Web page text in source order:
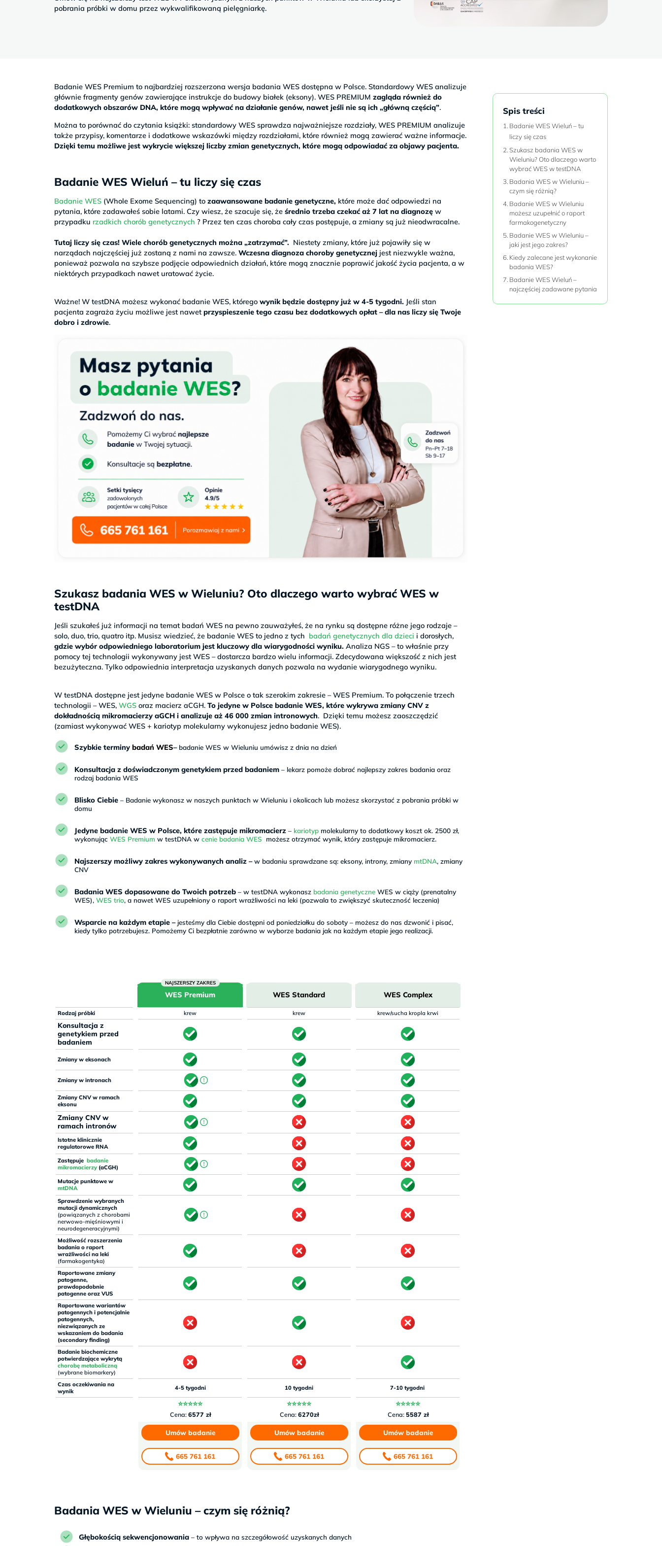
9–
pobrania próbki w domu przez wykwalifikowaną pielęgniarkę.
Badanie WES Premium to najbardziej rozszerzona wersja badania WES dostępna w Polsce. Standardowy WES analizuje
głównie fragmenty genów zawierające instrukcje do budowy białek (eksony). WES PREMIUM zagląda również do
dodatkowych obszarów DNA, które mogą wpływać na działanie genów, nawet jeśli nie są ich „główną częścią”.
Można to porównać do czytania książki: standardowy WES sprawdza najważniejsze rozdziały, WES PREMIUM analizuje
także przypisy, komentarze i dodatkowe wskazówki między rozdziałami, które również mogą zawierać ważne informacje.
Dzięki temu możliwe jest wykrycie większej liczby zmian genetycznych, które mogą odpowiadać za objawy pacjenta.
Badanie WES Wieluń – tu liczy się czas
Badanie WES (Whole Exome Sequencing) tozaawansowane badanie genetyczne, które może dać odpowiedzi na
pytania, które zadawałeś sobie latami. Czy wiesz, że szacuje się, żeśrednio trzeba czekać aż 7 lat na diagnozę w
przypadku rzadkich chorób genetycznych ? Przez ten czas choroba cały czas postępuje, a zmiany są już nieodwracalne.
Tutaj liczy się czas! Wiele chorób genetycznych można „zatrzymać”. Niestety zmiany, które już pojawiły się w
narządach najczęściej już zostaną z nami na zawsze.Wczesna diagnoza choroby genetycznej jest niezwykle ważna,
ponieważ pozwala na szybsze podjęcie odpowiednich działań, które mogą znacznie poprawić jakość życia pacjenta, a w
niektórych przypadkach nawet uratować życie.
Ważne! W testDNA możesz wykonać badanie WES, któregowynik będzie dostępny już w 4-5 tygodni. Jeśli stan
pacjenta zagraża życiu możliwe jest nawet przyspieszenie tego czasu bez dodatkowych opłat – dla nas liczy się Twoje
dobro i zdrowie.
Szukasz badania WES w Wieluniu? Oto dlaczego warto wybrać WES w
testDNA
Jeśli szukałeś już informacji na temat badań WES na pewno zauważyłeś, że na rynku są dostępne różne jego rodzaje –
solo, duo, trio, quatro itp. Musisz wiedzieć, że badanie WES to jedno z tych badań genetycznych dla dzieci i dorosłych,
gdzie wybór odpowiedniego laboratorium jest kluczowy dla wiarygodności wyniku. Analiza NGS – to właśnie przy
pomocy tej technologii wykonywany jest WES – dostarcza bardzo wielu informacji. Zdecydowana większość z nich jest
bezużyteczna. Tylko odpowiednia interpretacja uzyskanych danych pozwala na wydanie wiarygodnego wyniku.
W testDNA dostępne jest jedyne badanie WES w Polsce o tak szerokim zakresie – WES Premium. To połączenie trzech
technologii – WES,WGS oraz macierz aCGH.To jedyne w Polsce badanie WES, które wykrywa zmiany CNV z
dokładnością mikromacierzy aGCH i analizuje aż 46 000 zmian intronowych. Dzięki temu możesz zaoszczędzić
(zamiast wykonywać WES + kariotyp molekularny wykonujesz jedno badanie WES).
Szybkie terminy badań WES–badanie WES w Wieluniu umówisz z dnia na dzień
Konsultacja z doświadczonym genetykiem przed badaniem– lekarz pomoże dobrać najlepszy zakres badania oraz
rodzaj badania WES
Blisko Ciebie– Badanie wykonasz w naszych punktach w Wieluniu i okolicach lub możesz skorzystać z pobrania próbki w
domu
Jedyne badanie WES w Polsce, które zastępuje mikromacierz– kariotypmolekularny to dodatkowy koszt ok. 2500 zł,
wykonując WES Premium w testDNA w cenie badania WES możesz otrzymać wynik, który zastępuje mikromacierz.
Najszerszy możliwy zakres wykonywanych analiz –w badaniu sprawdzane są: eksony, introny, zmiany mtDNA, zmiany
CNV
Badania WES dopasowane do Twoich potrzeb– w testDNA wykonasz badania genetyczne WES w ciąży (prenatalny
WES), WES trio, a nawet WES uzupełniony o raport wrażliwości na leki (pozwala to zwiększyć skuteczność leczenia)
Wsparcie na każdym etapie –jesteśmy dla Ciebie dostępni od poniedziałku do soboty – możesz do nas dzwonić i pisać,
kiedy tylko potrzebujesz. Pomożemy Ci bezpłatnie zarówno w wyborze badania jak na każdym etapie jego realizacji.
WES Premium WES Standard WES Complex
Rodzaj próbki krew krew krew/sucha kropla krwi
Konsultacja z
genetykiem przed
badaniem
Zmiany w eksonach
Zmiany w intronach
Zmiany CNV w ramach
eksonu
Zmiany CNV w
ramach intronów
Istotne klinicznie
regulatorowe RNA
Zastępuje badanie
mikromacierzy(aCGH)
Mutacje punktowe w
mtDNA
Sprawdzenie wybranych
mutacji dynamicznych
(powiązanych z chorobami
nerwowo-mięśniowymi i
neurodegeneracyjnymi)
Możliwość rozszerzenia
badania o raport
wrażliwości na leki
(farmakogentyka)
Raportowane zmiany
patogenne,
prawdopodobnie
patogenne oraz VUS
Raportowane wariantów
patogennych i potencjalnie
patogennych,
niezwiązanych ze
wskazaniem do badania
(secondary finding)
Badanie biochemiczne
potwierdzające wykrytą
chorobę metaboliczną
(wybrane biomarkery)
Czas oczekiwania na
wynik
4-5 tygodni 10 tygodni 7-10 tygodni
⭐⭐⭐⭐⭐
Cena:6577 zł
⭐⭐⭐⭐⭐
Cena:6270zł
⭐⭐⭐⭐⭐
Cena: 5587 zł
Umów badanie
665 761 161
Umów badanie
665 761 161
Umów badanie
665 761 161
Badania WES w Wieluniu – czym się różnią?
Głębokością sekwencjonowania – to wpływa na szczegółowość uzyskanych danych
Spis treści
Badanie WES Wieluń – tu
liczy się czas
Szukasz badania WES w
Wieluniu? Oto dlaczego warto
wybrać WES w testDNA
Badania WES w Wieluniu –
czym się różnią?
Badanie WES w Wieluniu
możesz uzupełnić o raport
farmakogenetyczny
Badanie WES w Wieluniu –
jaki jest jego zakres?
Kiedy zalecane jest wykonanie
badania WES?
Badanie WES Wieluń –
najczęściej zadawane pytania